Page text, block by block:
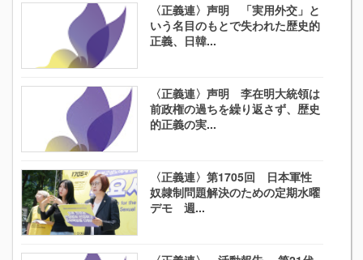
〈正義連〉声明 「実用外交」と
いう名目のもとで失われた歴史的
正義、日韓...
〈正義連〉声明 李在明大統領は
前政権の過ちを繰り返さず、歴史
的正義の実...
〈正義連〉第1705回 日本軍性
奴隷制問題解決のための定期水曜
デモ 週...